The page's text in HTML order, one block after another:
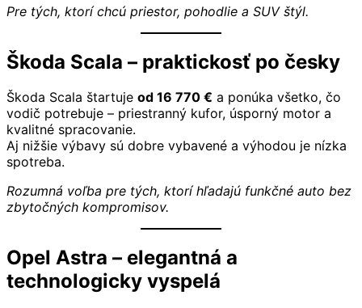
Pre tých, ktorí chcú priestor, pohodlie a SUV štýl.
Škoda Scala – praktickosť po česky
Škoda Scala štartuje od 16 770 € a ponúka všetko, čo
vodič potrebuje – priestranný kufor, úsporný motor a
kvalitné spracovanie.
Aj nižšie výbavy sú dobre vybavené a výhodou je nízka
spotreba.
Rozumná voľba pre tých, ktorí hľadajú funkčné auto bez
zbytočných kompromisov.
Opel Astra – elegantná a
technologicky vyspelá